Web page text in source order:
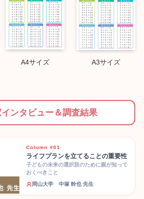
A4サイズ A3サイズ
ンタビュー＆調査結果
Column #01
ライフプランを立てることの重要性
子どもの未来の選択肢のために親が知って
おくべきこと
岡山大学 中塚 幹也 先生